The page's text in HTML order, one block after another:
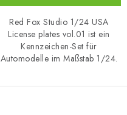
Red Fox Studio 1/24 USA
License plates vol.01 ist ein
Kennzeichen-Set für
Automodelle im Maßstab 1/24.